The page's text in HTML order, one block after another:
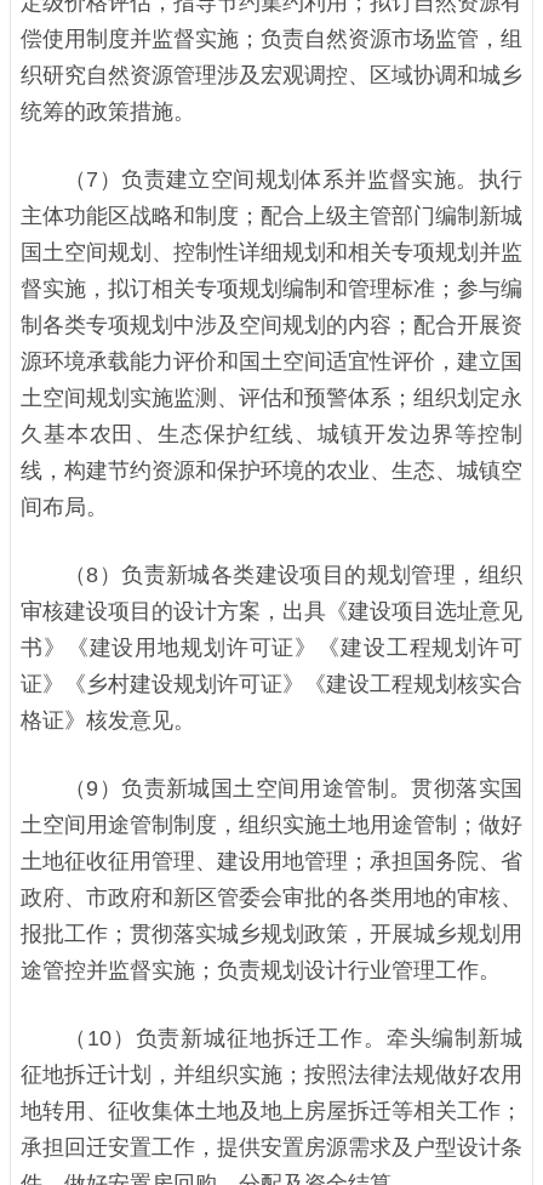
偿使用制度并监督实施；负责自然资源市场监管，组
织研究自然资源管理涉及宏观调控、区域协调和城乡
统筹的政策措施。
（7）负责建立空间规划体系并监督实施。执行
主体功能区战略和制度；配合上级主管部门编制新城
国土空间规划、控制性详细规划和相关专项规划并监
督实施，拟订相关专项规划编制和管理标准；参与编
制各类专项规划中涉及空间规划的内容；配合开展资
源环境承载能力评价和国土空间适宜性评价，建立国
土空间规划实施监测、评估和预警体系；组织划定永
久基本农田、生态保护红线、城镇开发边界等控制
线，构建节约资源和保护环境的农业、生态、城镇空
间布局。
（8）负责新城各类建设项目的规划管理，组织
审核建设项目的设计方案，出具《建设项目选址意见
书》《建设用地规划许可证》《建设工程规划许可
证》《乡村建设规划许可证》《建设工程规划核实合
格证》核发意见。
（9）负责新城国土空间用途管制。贯彻落实国
土空间用途管制制度，组织实施土地用途管制；做好
土地征收征用管理、建设用地管理；承担国务院、省
政府、市政府和新区管委会审批的各类用地的审核、
报批工作；贯彻落实城乡规划政策，开展城乡规划用
途管控并监督实施；负责规划设计行业管理工作。
（10）负责新城征地拆迁工作。牵头编制新城
征地拆迁计划，并组织实施；按照法律法规做好农用
地转用、征收集体土地及地上房屋拆迁等相关工作；
承担回迁安置工作，提供安置房源需求及户型设计条